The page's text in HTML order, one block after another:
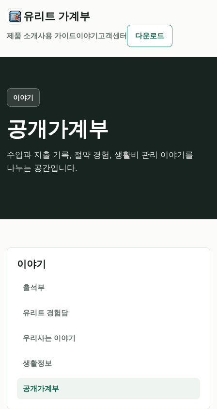
유리트 가계부
제품 소개사용 가이드이야기 고객센터 다운로드
이야기
공개가계부
수입과 지출 기록, 절약 경험, 생활비 관리 이야기를
나누는 공간입니다.
이야기
출석부
유리트 경험담
우리사는 이야기
생활정보
공개가계부